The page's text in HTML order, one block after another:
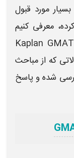
بسیار مورد قبول
معرفی کنیم
Kaplan GMAT
که از مباحث
شده و پاسخ